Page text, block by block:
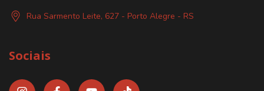
Rua Sarmento Leite, 627 - Porto Alegre - RS
Sociais